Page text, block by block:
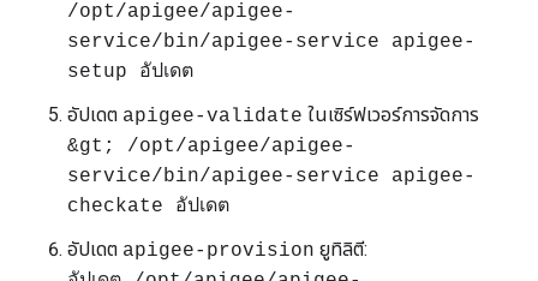
/opt/apigee/apigee-
service/bin/apigee-service apigee-
setup อัปเดต
อัปเดต apigee-validate ในเซิร์ฟเวอร์การจัดการ
&gt; /opt/apigee/apigee-
service/bin/apigee-service apigee-
checkate อัปเดต
อัปเดต apigee-provision ยูทิลิตี: